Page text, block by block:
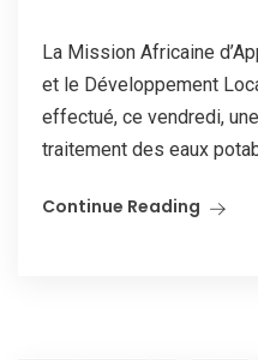
La Mission Africaine
et le Développement
effectué, ce vendredi,
traitement des eaux
Continue Reading